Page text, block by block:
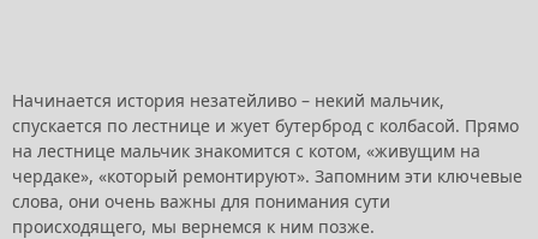
Начинается история незатейливо – некий мальчик,
спускается по лестнице и жует бутерброд с колбасой. Прямо
на лестнице мальчик знакомится с котом, «живущим на
чердаке», «который ремонтируют». Запомним эти ключевые
слова, они очень важны для понимания сути
происходящего, мы вернемся к ним позже.